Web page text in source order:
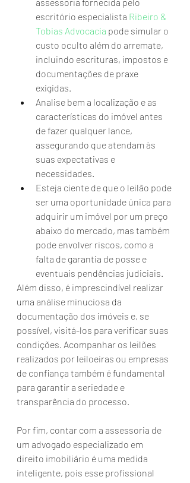
escritório especialista Ribeiro &
Tobias Advocacia pode simular o
custo oculto além do arremate,
incluindo escrituras, impostos e
documentações de praxe
exigidas.
Analise bem a localização e as
características do imóvel antes
de fazer qualquer lance,
assegurando que atendam às
suas expectativas e
necessidades.
Esteja ciente de que o leilão pode
ser uma oportunidade única para
adquirir um imóvel por um preço
abaixo do mercado, mas também
pode envolver riscos, como a
falta de garantia de posse e
eventuais pendências judiciais.
Além disso, é imprescindível realizar
uma análise minuciosa da
documentação dos imóveis e, se
possível, visitá-los para verificar suas
condições. Acompanhar os leilões
realizados por leiloeiras ou empresas
de confiança também é fundamental
para garantir a seriedade e
transparência do processo.
Por fim, contar com a assessoria de
um advogado especializado em
direito imobiliário é uma medida
inteligente, pois esse profissional